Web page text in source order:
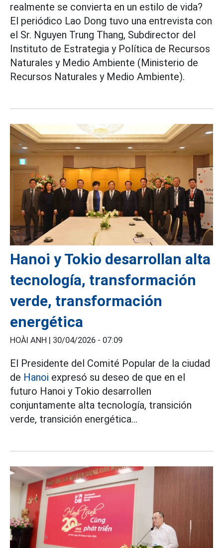
realmente se convierta en un estilo de vida?
El periódico Lao Dong tuvo una entrevista con
el Sr. Nguyen Trung Thang, Subdirector del
Instituto de Estrategia y Política de Recursos
Naturales y Medio Ambiente (Ministerio de
Recursos Naturales y Medio Ambiente).
Hanoi y Tokio desarrollan alta
tecnología, transformación
verde, transformación
energética
HOÀI ANH | 30/04/2026 - 07:09
El Presidente del Comité Popular de la ciudad
de Hanoi expresó su deseo de que en el
futuro Hanoi y Tokio desarrollen
conjuntamente alta tecnología, transición
verde, transición energética...